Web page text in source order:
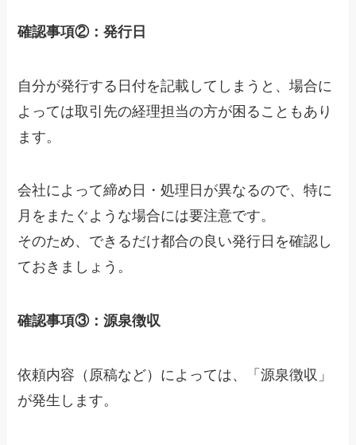
確認事項②：発行日
自分が発行する日付を記載してしまうと、場合に
よっては取引先の経理担当の方が困ることもあり
ます。
会社によって締め日・処理日が異なるので、特に
月をまたぐような場合には要注意です。
そのため、できるだけ都合の良い発行日を確認し
ておきましょう。
確認事項③：源泉徴収
依頼内容（原稿など）によっては、「源泉徴収」
が発生します。